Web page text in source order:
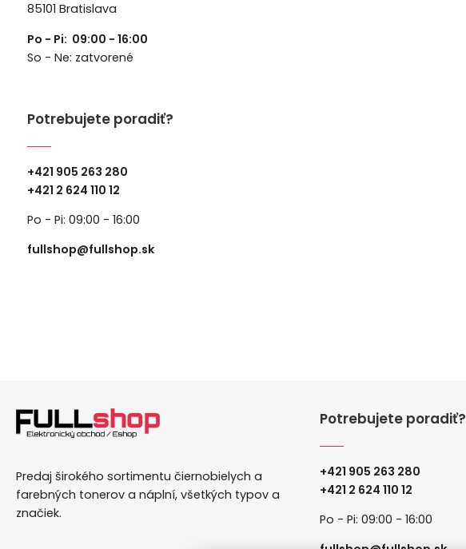
85101 Bratislava
Po - Pi: 09:00 - 16:00
So - Ne: zatvorené
Potrebujete poradiť?
+421 905 263 280
+421 2 624 110 12
Po - Pi: 09:00 - 16:00
fullshop@fullshop.sk
Predaj širokého sortimentu čiernobielych a
farebných tonerov a náplní, všetkých typov a
značiek.
Potrebujete poradiť?
+421 905 263 280
+421 2 624 110 12
Po - Pi: 09:00 - 16:00